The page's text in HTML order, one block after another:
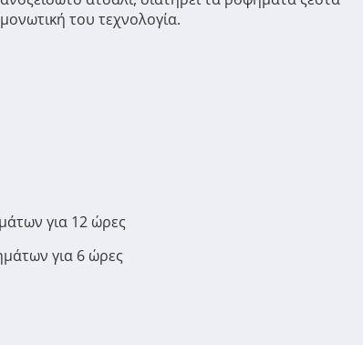
του τεχνολογία.
για 12 ώρες
για 6 ώρες